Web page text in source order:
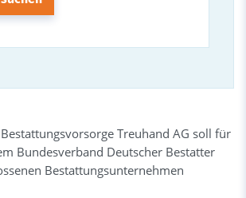
Treuhand AG soll für
Bundesverband Deutscher Bestatter
Bestattungsunternehmen